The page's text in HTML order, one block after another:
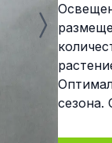
сезона.